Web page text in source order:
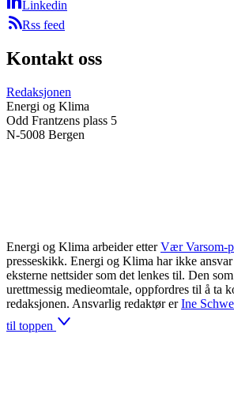
Linkedin
Rss feed
Kontakt oss
Redaksjonen
Energi og Klima
Odd Frantzens plass 5
N-5008 Bergen
Energi og Klima arbeider etter Vær Varsom-
presseskikk. Energi og Klima har ikke
eksterne nettsider som det lenkes til. Den
urettmessig medieomtale, oppfordres til å ta
redaksjonen. Ansvarlig redaktør er Ine
til toppen